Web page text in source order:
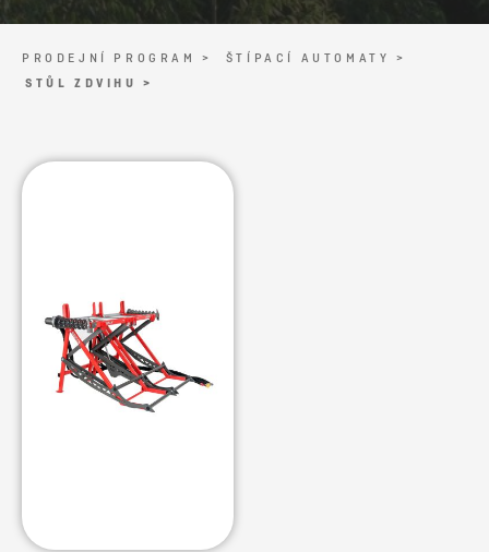
PRODEJNÍ PROGRAM >
ŠTÍPACÍ AUTOMATY >
STŮL ZDVIHU >